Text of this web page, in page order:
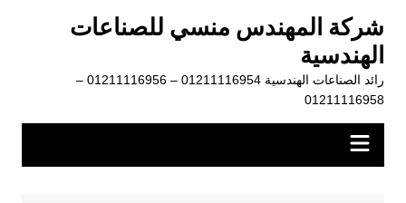
المحتوى
شركة المهندس منسي للصناعات
الهندسية
رائد الصناعات الهندسية 01211116954 – 01211116956 –
01211116958